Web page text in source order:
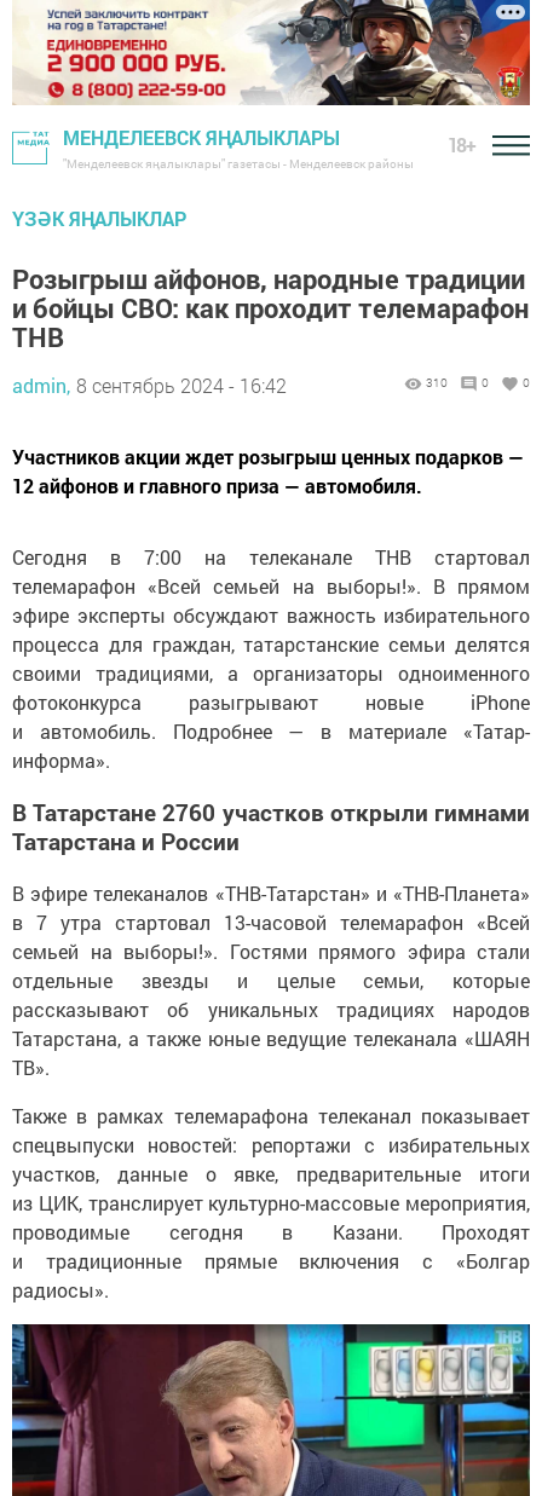
МЕНДЕЛЕЕВСК ЯҢАЛЫКЛАРЫ
"Менделеевск яңалыклары" газетасы - Менделеевск районы
18+
ҮЗӘК ЯҢАЛЫКЛАР
Розыгрыш айфонов, народные традиции
и бойцы СВО: как проходит телемарафон
ТНВ
admin, 8 сентябрь 2024 - 16:42 310 0 0
Участников акции ждет розыгрыш ценных подарков —
12 айфонов и главного приза — автомобиля.
Сегодня в 7:00 на телеканале ТНВ стартовал
телемарафон «Всей семьей на выборы!». В прямом
эфире эксперты обсуждают важность избирательного
процесса для граждан, татарстанские семьи делятся
своими традициями, а организаторы одноименного
фотоконкурса разыгрывают новые iPhone
и автомобиль. Подробнее — в материале «Татар-
информа».
В Татарстане 2760 участков открыли гимнами
Татарстана и России
В эфире телеканалов «ТНВ-Татарстан» и «ТНВ-Планета»
в 7 утра стартовал 13-часовой телемарафон «Всей
семьей на выборы!». Гостями прямого эфира стали
отдельные звезды и целые семьи, которые
рассказывают об уникальных традициях народов
Татарстана, а также юные ведущие телеканала «ШАЯН
ТВ».
Также в рамках телемарафона телеканал показывает
спецвыпуски новостей: репортажи с избирательных
участков, данные о явке, предварительные итоги
из ЦИК, транслирует культурно-массовые мероприятия,
проводимые сегодня в Казани. Проходят
и традиционные прямые включения с «Болгар
радиосы».